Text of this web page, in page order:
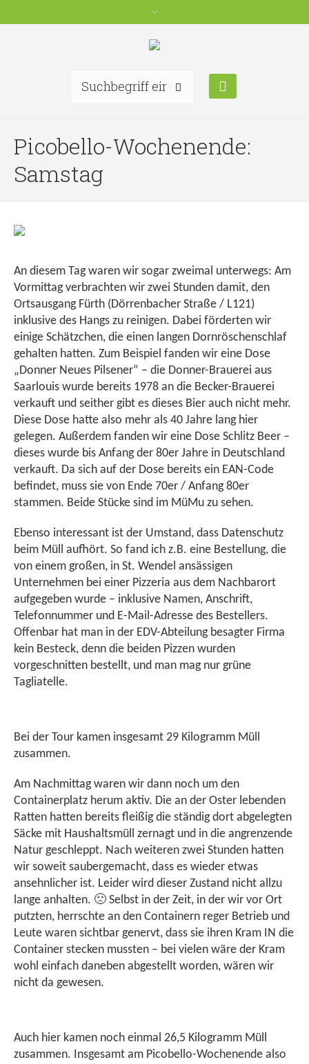
Picobello-Wochenende:
Samstag
An diesem Tag waren wir sogar zweimal unterwegs: Am
Vormittag verbrachten wir zwei Stunden damit, den
Ortsausgang Fürth (Dörrenbacher Straße / L121)
inklusive des Hangs zu reinigen. Dabei förderten wir
einige Schätzchen, die einen langen Dornröschenschlaf
gehalten hatten. Zum Beispiel fanden wir eine Dose
„Donner Neues Pilsener“ – die Donner-Brauerei aus
Saarlouis wurde bereits 1978 an die Becker-Brauerei
verkauft und seither gibt es dieses Bier auch nicht mehr.
Diese Dose hatte also mehr als 40 Jahre lang hier
gelegen. Außerdem fanden wir eine Dose Schlitz Beer –
dieses wurde bis Anfang der 80er Jahre in Deutschland
verkauft. Da sich auf der Dose bereits ein EAN-Code
befindet, muss sie von Ende 70er / Anfang 80er
stammen. Beide Stücke sind im MüMu zu sehen.
Ebenso interessant ist der Umstand, dass Datenschutz
beim Müll aufhört. So fand ich z.B. eine Bestellung, die
von einem großen, in St. Wendel ansässigen
Unternehmen bei einer Pizzeria aus dem Nachbarort
aufgegeben wurde – inklusive Namen, Anschrift,
Telefonnummer und E-Mail-Adresse des Bestellers.
Offenbar hat man in der EDV-Abteilung besagter Firma
kein Besteck, denn die beiden Pizzen wurden
vorgeschnitten bestellt, und man mag nur grüne
Tagliatelle.
Bei der Tour kamen insgesamt 29 Kilogramm Müll
zusammen.
Am Nachmittag waren wir dann noch um den
Containerplatz herum aktiv. Die an der Oster lebenden
Ratten hatten bereits fleißig die ständig dort abgelegten
Säcke mit Haushaltsmüll zernagt und in die angrenzende
Natur geschleppt. Nach weiteren zwei Stunden hatten
wir soweit saubergemacht, dass es wieder etwas
ansehnlicher ist. Leider wird dieser Zustand nicht allzu
lange anhalten. 🙁 Selbst in der Zeit, in der wir vor Ort
putzten, herrschte an den Containern reger Betrieb und
Leute waren sichtbar genervt, dass sie ihren Kram IN die
Container stecken mussten – bei vielen wäre der Kram
wohl einfach daneben abgestellt worden, wären wir
nicht da gewesen.
Auch hier kamen noch einmal 26,5 Kilogramm Müll
zusammen. Insgesamt am Picobello-Wochenende also